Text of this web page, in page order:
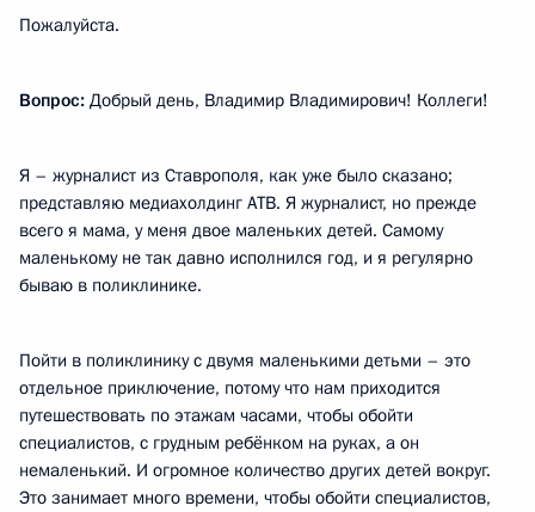
Пожалуйста.
Вопрос: Добрый день, Владимир Владимирович! Коллеги!
Я – журналист из Ставрополя, как уже было сказано;
представляю медиахолдинг АТВ. Я журналист, но прежде
всего я мама, у меня двое маленьких детей. Самому
маленькому не так давно исполнился год, и я регулярно
бываю в поликлинике.
Пойти в поликлинику с двумя маленькими детьми – это
отдельное приключение, потому что нам приходится
путешествовать по этажам часами, чтобы обойти
специалистов, с грудным ребёнком на руках, а он
немаленький. И огромное количество других детей вокруг.
Это занимает много времени, чтобы обойти специалистов,